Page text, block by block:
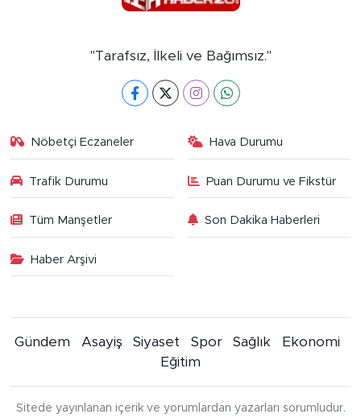
"Tarafsız, İlkeli ve Bağımsız."
Nöbetçi Eczaneler Hava Durumu
Trafik Durumu Puan Durumu ve Fikstür
Tüm Manşetler Son Dakika Haberleri
Haber Arşivi
Gündem Asayiş Siyaset Spor Sağlık
Ekonomi
Eğitim
Sitede yayınlanan içerik ve yorumlardan yazarları sorumludur.